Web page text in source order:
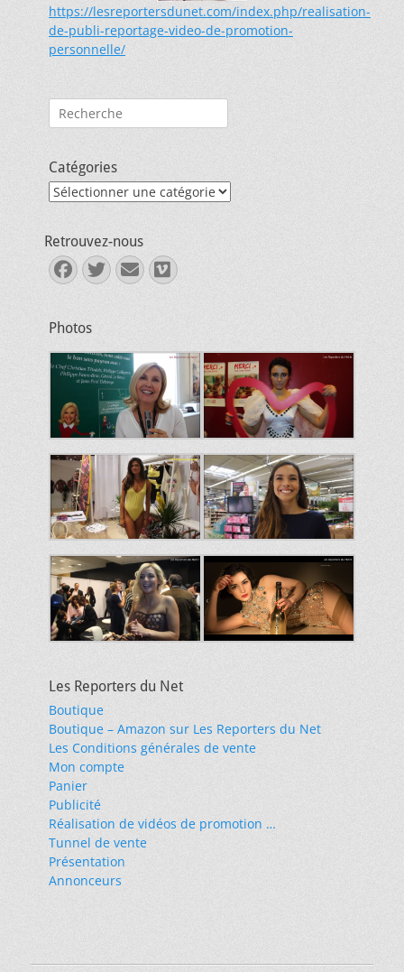
https://lesreportersdunet.com/index.php/realisation-
de-publi-reportage-video-de-promotion-
personnelle/
Rechercher :
Catégories
Catégories
Retrouvez-nous
Facebook
Twitter
E-
mail
Vimeo
Photos
Les Reporters du Net
Boutique
Boutique – Amazon sur Les Reporters du Net
Les Conditions générales de vente
Mon compte
Panier
Publicité
Réalisation de vidéos de promotion …
Tunnel de vente
Présentation
Annonceurs